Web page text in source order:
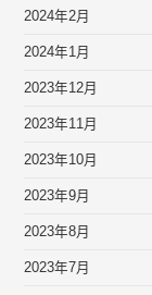
2024年2月
2024年1月
2023年12月
2023年11月
2023年10月
2023年9月
2023年8月
2023年7月